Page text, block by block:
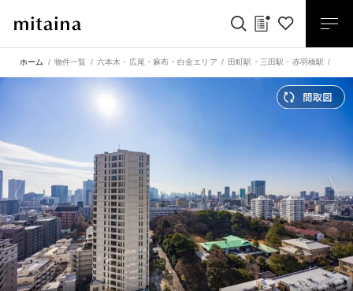
ホーム 物件一覧 六本木・広尾・麻布・白金エリア 田町駅 ・ 三田駅 ・ 赤羽橋駅